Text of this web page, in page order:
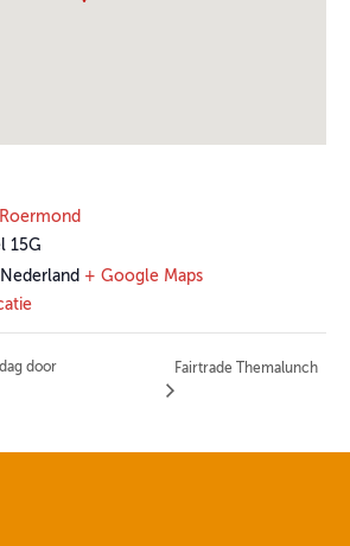
15G
Nederland + Google Maps
door
Fairtrade Themalunch